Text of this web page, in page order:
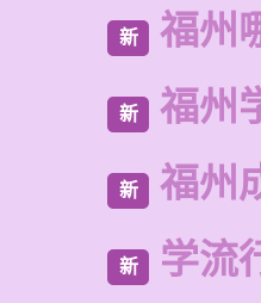
新 福州
新 福州
新 福州
新 学流